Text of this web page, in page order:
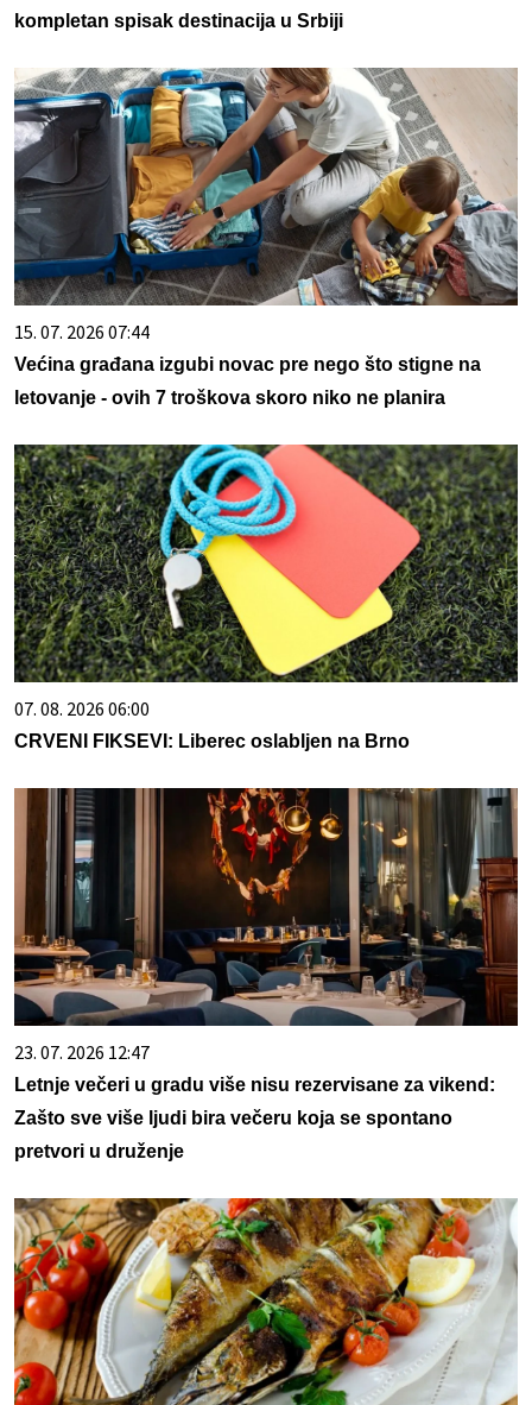
kompletan spisak destinacija u Srbiji
15. 07. 2026 07:44
Većina građana izgubi novac pre nego što stigne na
letovanje - ovih 7 troškova skoro niko ne planira
07. 08. 2026 06:00
CRVENI FIKSEVI: Liberec oslabljen na Brno
23. 07. 2026 12:47
Letnje večeri u gradu više nisu rezervisane za vikend:
Zašto sve više ljudi bira večeru koja se spontano
pretvori u druženje